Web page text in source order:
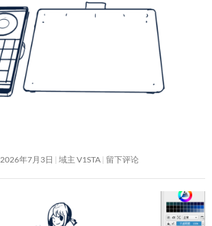
2026年7月3日 域主 V1STA 留下评论